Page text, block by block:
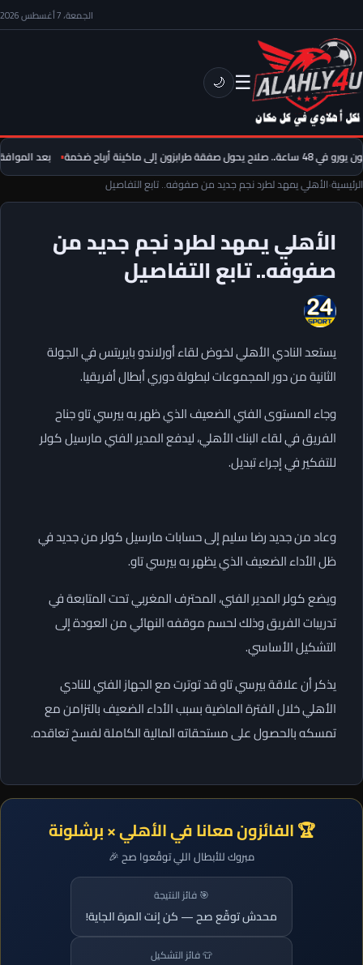
الجمعة، 7 أغسطس 2026
☰
🌙
بعد
الرئيسية›الأهلي يمهد لطرد نجم جديد من صفوفه.. تابع التفاصيل
الأهلي يمهد لطرد نجم جديد من
صفوفه.. تابع التفاصيل
يستعد النادي الأهلي لخوض لقاء أورلاندو بايريتس في الجولة
الثانية من دور المجموعات لبطولة دوري أبطال أفريقيا.
وجاء المستوى الفني الضعيف الذي ظهر به بيرسي تاو جناح
الفريق في لقاء البنك الأهلي، ليدفع المدير الفني مارسيل كولر
للتفكير في إجراء تبديل.
وعاد من جديد رضا سليم إلى حسابات مارسيل كولر من جديد في
ظل الأداء الضعيف الذي يظهر به بيرسي تاو.
ويضع كولر المدير الفني، المحترف المغربي تحت المتابعة في
تدريبات الفريق وذلك لحسم موقفه النهائي من العودة إلى
التشكيل الأساسي.
يذكر أن علاقة بيرسي تاو قد توترت مع الجهاز الفني للنادي
الأهلي خلال الفترة الماضية بسبب الأداء الضعيف بالتزامن مع
تمسكه بالحصول على مستحقاته المالية الكاملة لفسخ تعاقده.
🏆 الفائزون معانا في الأهلي × برشلونة
مبروك للأبطال اللي توقّعوا صح 🎉
🎯 فائز النتيجة
محدش توقّع صح — كن إنت المرة الجاية!
👕 فائز التشكيل